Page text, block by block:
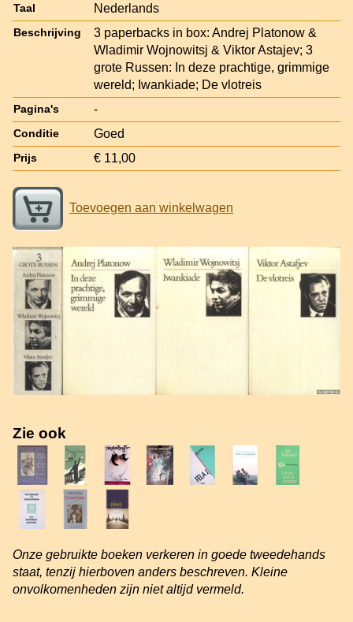
Taal Nederlands
Beschrijving
3 paperbacks in box: Andrej Platonow &
Wladimir Wojnowitsj & Viktor Astajev; 3
grote Russen: In deze prachtige, grimmige
wereld; Iwankiade; De vlotreis
Pagina's -
Conditie Goed
Prijs € 11,00
Toevoegen aan winkelwagen
Zie ook
Onze gebruikte boeken verkeren in goede tweedehands
staat, tenzij hierboven anders beschreven. Kleine
onvolkomenheden zijn niet altijd vermeld.